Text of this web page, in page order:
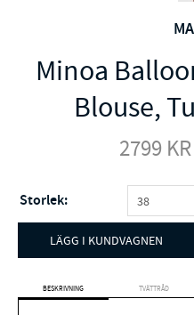
Minoa
Blouse,
2799 KR
Storlek:
LÄGG I KUNDVAGNEN
BESKRIVNING TVÄTTRÅD